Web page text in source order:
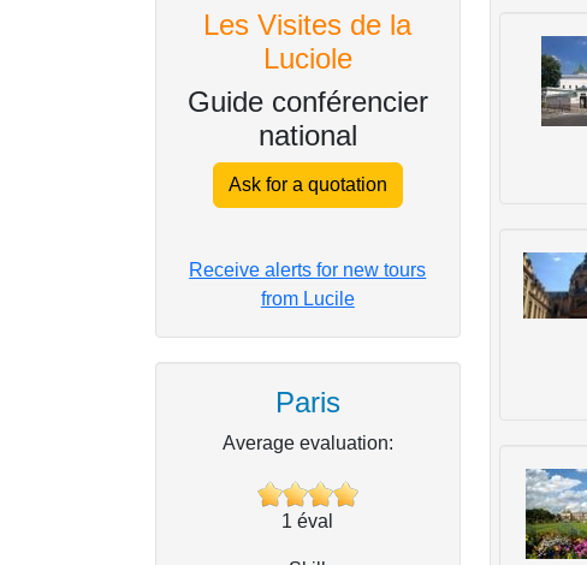
Les Visites de la
Luciole
Guide conférencier
national
Ask for a quotation
Receive alerts for new tours
from Lucile
Paris
Average evaluation:
1 éval